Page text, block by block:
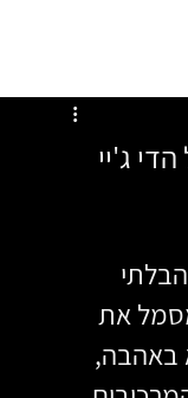
ג'יי
את
באהבה,